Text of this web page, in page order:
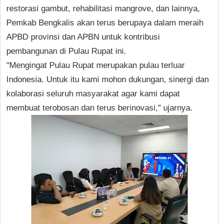
restorasi gambut, rehabilitasi mangrove, dan lainnya,
Pemkab Bengkalis akan terus berupaya dalam meraih
APBD provinsi dan APBN untuk kontribusi
pembangunan di Pulau Rupat ini.
"Mengingat Pulau Rupat merupakan pulau terluar
Indonesia. Untuk itu kami mohon dukungan, sinergi dan
kolaborasi seluruh masyarakat agar kami dapat
membuat terobosan dan terus berinovasi," ujarnya.